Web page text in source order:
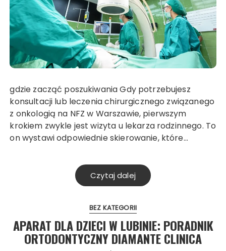
gdzie zacząć poszukiwania Gdy potrzebujesz
konsultacji lub leczenia chirurgicznego związanego
z onkologią na NFZ w Warszawie, pierwszym
krokiem zwykle jest wizyta u lekarza rodzinnego. To
on wystawi odpowiednie skierowanie, które…
Czytaj dalej
BEZ KATEGORII
APARAT DLA DZIECI W LUBINIE: PORADNIK
ORTODONTYCZNY DIAMANTE CLINICA